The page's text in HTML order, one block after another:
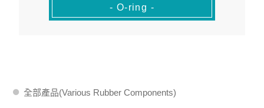
- O-ring -
全部產品(Various Rubber Components)